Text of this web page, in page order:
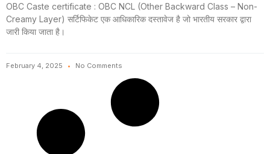
OBC Caste certificate : OBC NCL (Other Backward Class – Non-
Creamy Layer) सर्टिफिकेट एक आधिकारिक दस्तावेज है जो भारतीय सरकार द्वारा
जारी किया जाता है।
February 4, 2025 No Comments